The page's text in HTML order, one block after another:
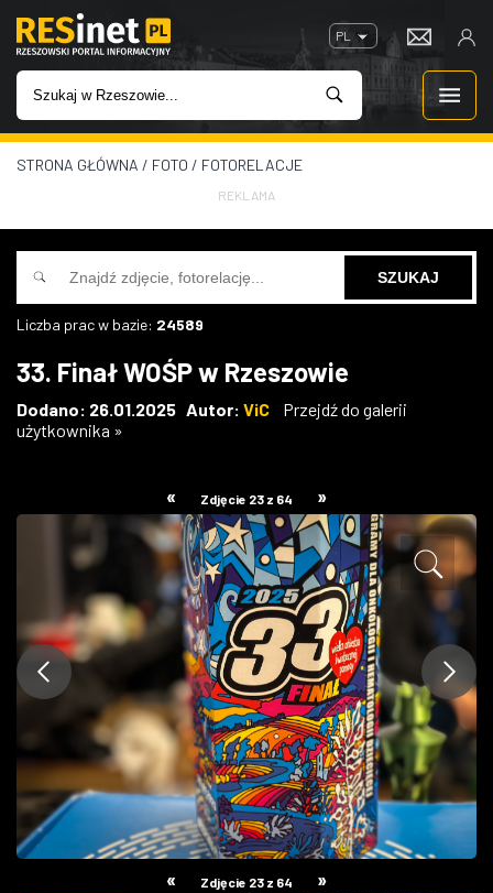
PL
WIADOMOŚCI
INWESTYCJE
IMPREZY
W KINACH
ZDJĘCIA
W RZESZOWIE
STRONA GŁÓWNA / FOTO / FOTORELACJE
REKLAMA
Liczba prac w bazie: 24589
33. Finał WOŚP w Rzeszowie
Dodano: 26.01.2025 Autor: ViC
Przejdź do galerii
użytkownika »
« Zdjęcie 23 z 64 »
« Zdjęcie 23 z 64 »